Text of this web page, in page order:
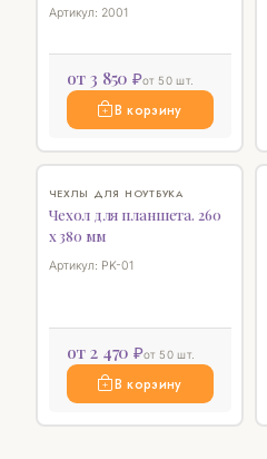
Артикул: 2001
от 3 850 ₽от 50 шт.
В корзину
ЧЕХЛЫ ДЛЯ НОУТБУКА
Чехол для планшета. 260
х 380 мм
Артикул: РK-01
от 2 470 ₽от 50 шт.
В корзину